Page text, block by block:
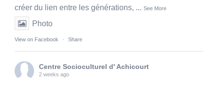
créer du lien entre les générations, ... See More
Photo
View on Facebook · Share
Centre Socioculturel d' Achicourt
2 weeks ago